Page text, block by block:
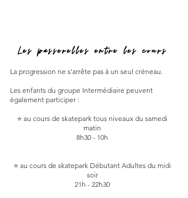
Les passerelles entre les cours
La progression ne s'arrête pas à un seul créneau.
Les enfants du groupe Intermédiaire peuvent
également participer :
⭐ au cours de skatepark tous niveaux du samedi
matin
8h30 - 10h
⭐ au cours de skatepark Débutant Adultes du midi
soir
21h - 22h30